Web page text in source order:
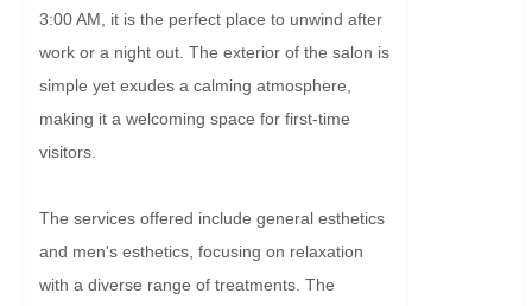
3:00 AM, it is the perfect place to unwind after
work or a night out. The exterior of the salon is
simple yet exudes a calming atmosphere,
making it a welcoming space for first-time
visitors.
The services offered include general esthetics
and men's esthetics, focusing on relaxation
with a diverse range of treatments. The